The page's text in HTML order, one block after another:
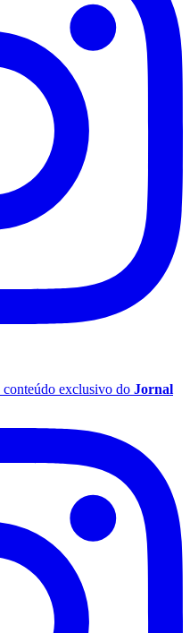
conteúdo exclusivo do Jornal